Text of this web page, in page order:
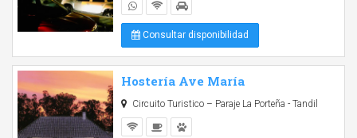
Consultar disponibilidad
Hostería Ave María
Circuito Turistico – Paraje La Porteña - Tandil